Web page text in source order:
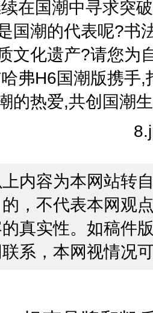
在国潮中寻求突
国潮的代表呢?书
文化遗产?请您为
弗H6国潮版携手,
的热爱,共创国潮
内容为本网站转
，不代表本网观
真实性。如稿件
系，本网视情况